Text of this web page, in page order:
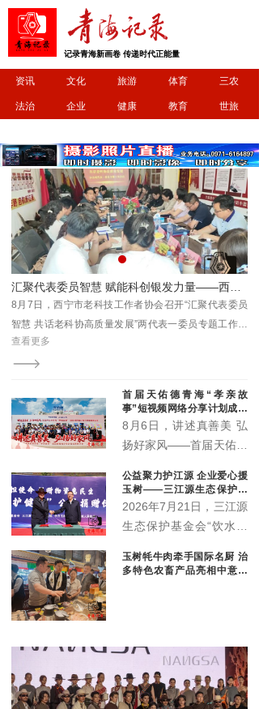
记录青海新画卷 传递时代正能量
资讯 文化 旅游 体育 三农
法治 企业 健康 教育 世旅
汇聚代表委员智慧 赋能科创银发力量——西宁市老科技工作者协会召开两代表一委员专题工作会议
8月7日，西宁市老科技工作者协会召开“汇聚代表委员
智慧 共话老科协高质量发展”两代表一委员专题工作会
议。协会聚集了会员中的党的十九大代表省市级历届及
现任党代表、人大代表、政协委员40余名。他们是协会
伍。本次专题会议由部分各级代表委员参会。
查看更多
首届天佑德青海“孝亲故
事”短视频网络分享计划成果
展示会圆满举行
8月6日，讲述真善美 弘
扬好家风——首届天佑德
络分享计划成果展示会在
青海省互助土族自治县天
佑德大酒店多功能厅举
公益聚力护江源 企业爱心援
玉树——三江源生态保护基
金会爱心企业捐赠暨座谈交
2026年7月21日，三江源
生态保护基金会“饮水思
政企座谈交流会在玉树隆
生物科技有限公司总经理
王晓军、大魏盛唐（青
海）贸易有限公司副总经
玉树牦牛肉牵手国际名厨 治
多特色农畜产品亮相中意丝